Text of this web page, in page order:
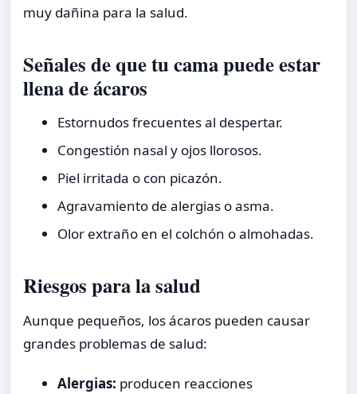
muy dañina para la salud.
Señales de que tu cama puede estar
llena de ácaros
Estornudos frecuentes al despertar.
Congestión nasal y ojos llorosos.
Piel irritada o con picazón.
Agravamiento de alergias o asma.
Olor extraño en el colchón o almohadas.
Riesgos para la salud
Aunque pequeños, los ácaros pueden causar
grandes problemas de salud:
Alergias: producen reacciones